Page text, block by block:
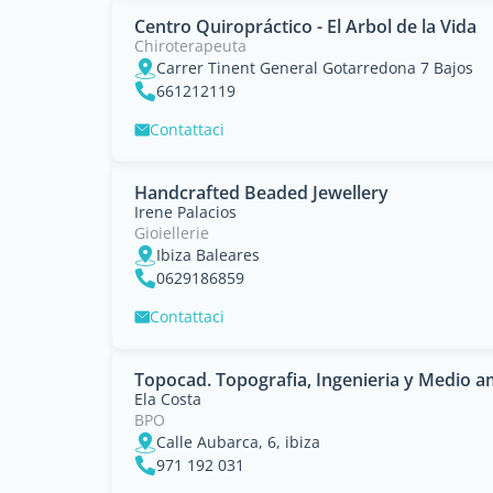
Centro Quiropráctico - El Arbol de la Vida
Chiroterapeuta
Carrer Tinent General Gotarredona 7 Bajos
661212119
Contattaci
Handcrafted Beaded Jewellery
Irene Palacios
Gioiellerie
Ibiza Baleares
0629186859
Contattaci
Topocad. Topografia, Ingenieria y Medio
Ela Costa
BPO
Calle Aubarca, 6, ibiza
971 192 031